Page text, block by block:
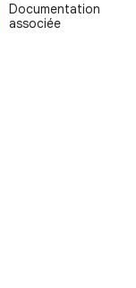
Documentation
associée